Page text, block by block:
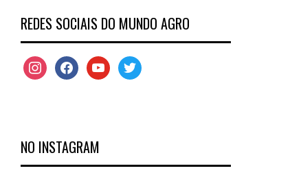
REDES SOCIAIS DO MUNDO AGRO
NO INSTAGRAM